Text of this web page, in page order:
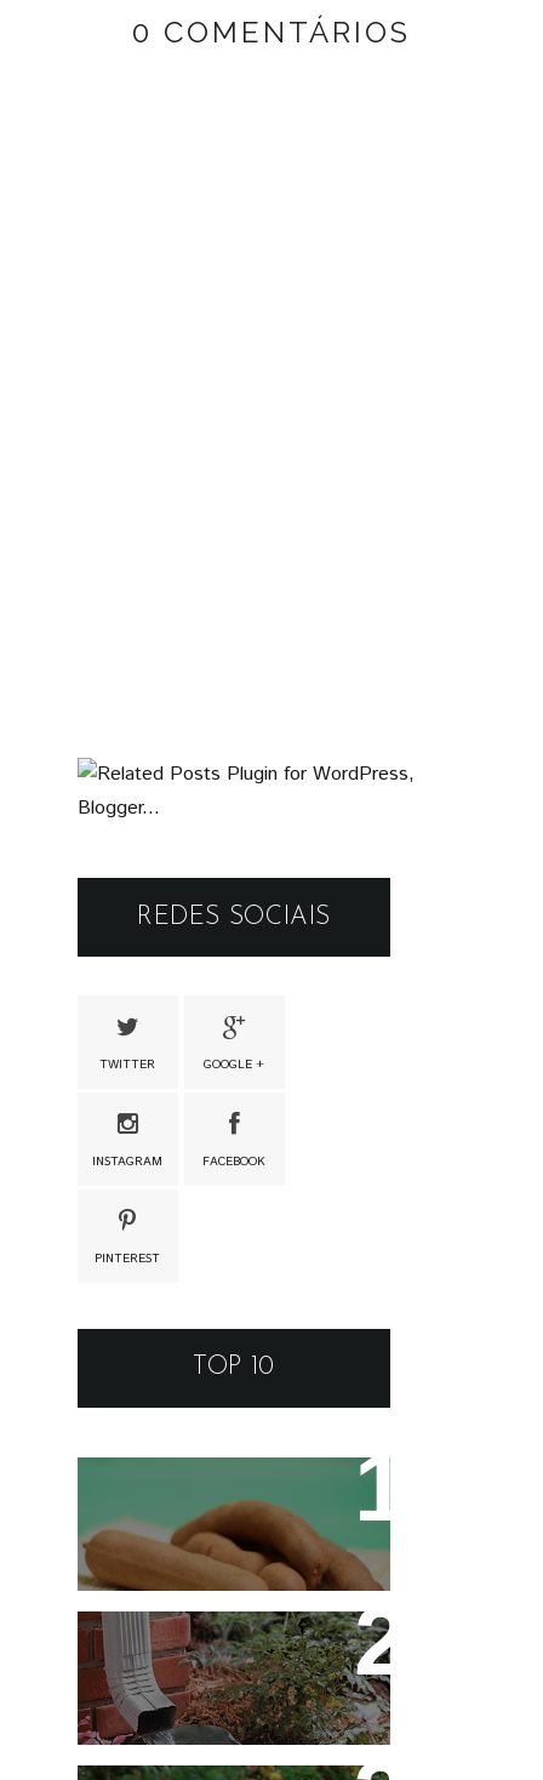
0 COMENTÁRIOS
REDES SOCIAIS
TWITTER GOOGLE +
INSTAGRAM FACEBOOK
PINTEREST
TOP 10
Tamarino Ou Tamarindo?
Qual o Correto?
Decoração - Folhas
[Faça Você Mesmo]